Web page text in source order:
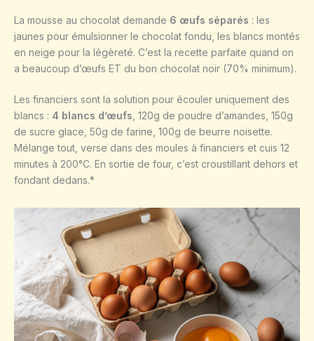
La mousse au chocolat demande 6 œufs séparés : les
jaunes pour émulsionner le chocolat fondu, les blancs montés
en neige pour la légèreté. C’est la recette parfaite quand on
a beaucoup d’œufs ET du bon chocolat noir (70% minimum).
Les financiers sont la solution pour écouler uniquement des
blancs : 4 blancs d’œufs , 120g de poudre d’amandes, 150g
de sucre glace, 50g de farine, 100g de beurre noisette.
Mélange tout, verse dans des moules à financiers et cuis 12
minutes à 200°C. En sortie de four, c’est croustillant dehors et
fondant dedans.*